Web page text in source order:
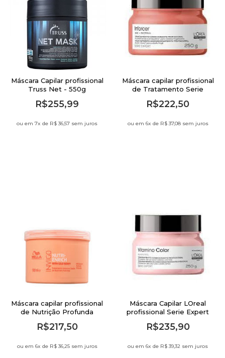
Máscara Capilar profissional
Truss Net - 550g
R$255,99
ou em 7x de R$ 36,57 sem juros
Máscara capilar profissional
de Tratamento Serie
Expert Inforcer 250g
Loreal
R$222,50
ou em 6x de R$ 37,08 sem juros
Máscara capilar profissional
de Nutrição Profunda
Invigo Wella 500ml
R$217,50
ou em 6x de R$ 36,25 sem juros
Máscara Capilar LOreal
profissional Serie Expert
Vitamino Color 250g
R$235,90
ou em 6x de R$ 39,32 sem juros